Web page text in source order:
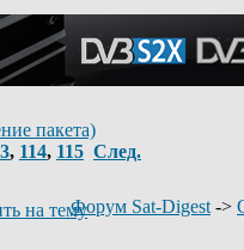
пакета)
, 114, 115 След.
Форум Sat-Digest ->